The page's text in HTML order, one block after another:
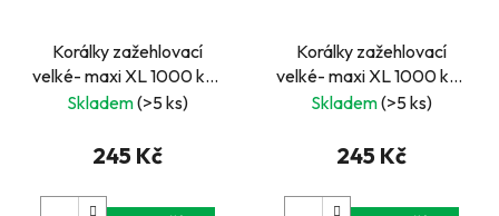
Korálky zažehlovací
velké- maxi XL 1000 ks -
zelené
Skladem(>5 ks)
245 Kč
Korálky zažehlovací
velké- maxi XL 1000 ks -
růžové
Skladem(>5 ks)
245 Kč